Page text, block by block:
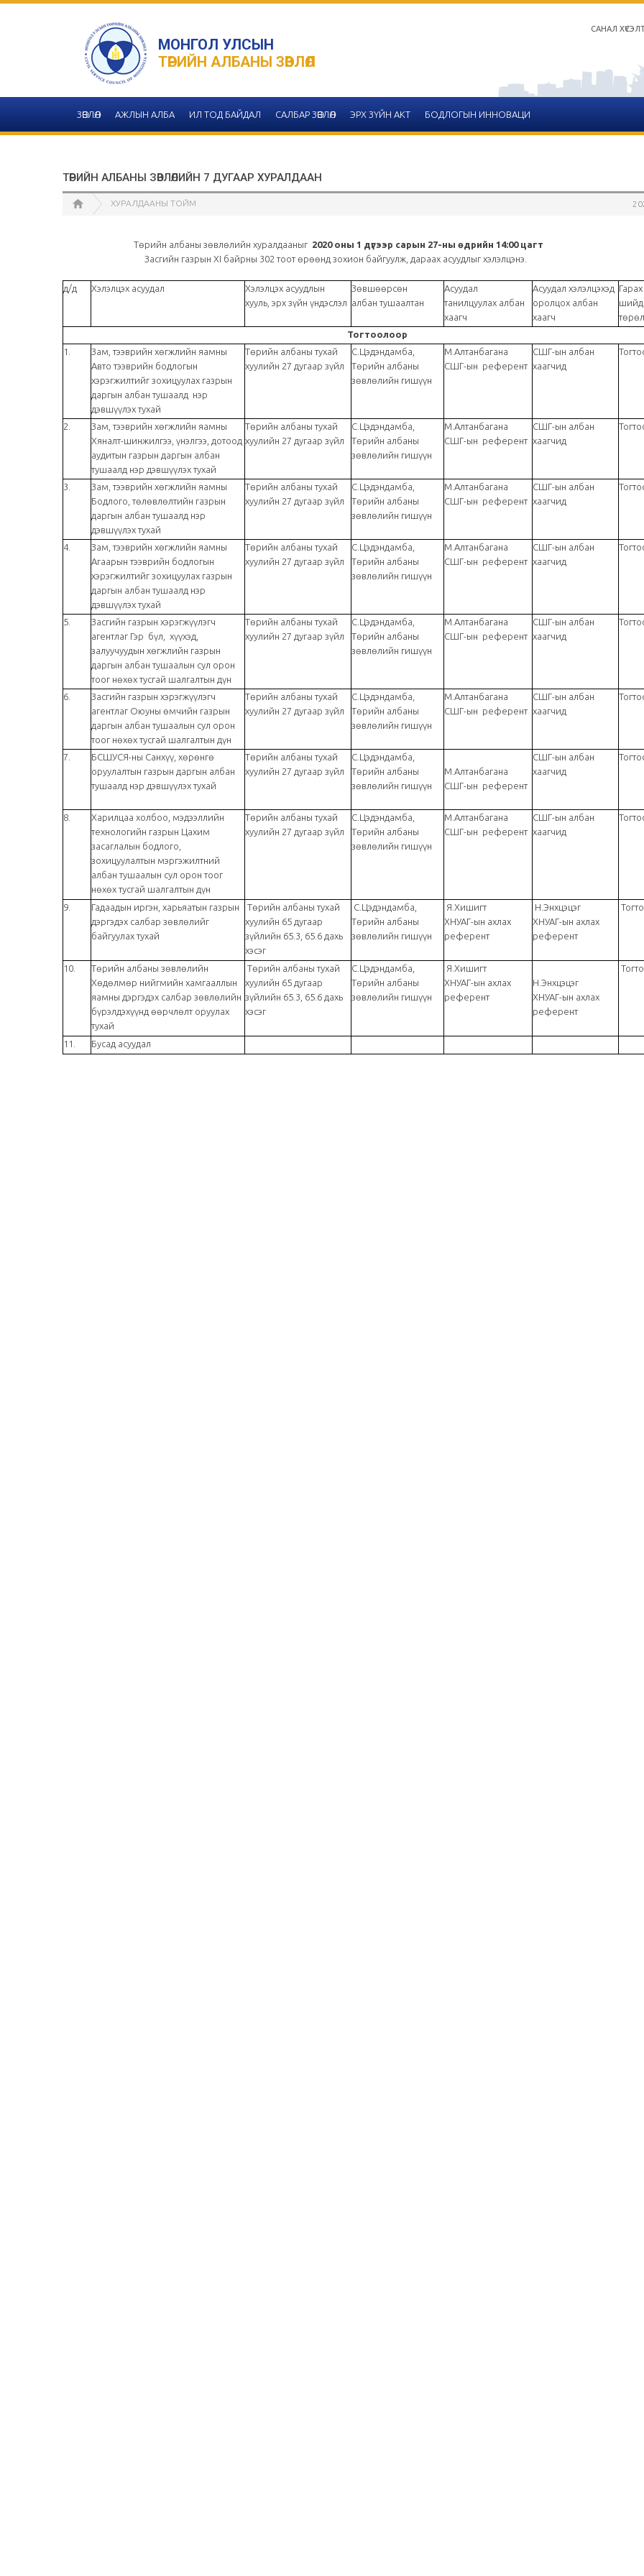
МОНГОЛ УЛСЫН
ТӨРИЙН АЛБАНЫ ЗӨВЛӨЛ
САНАЛ
ЗӨВЛӨЛ АЖЛЫН АЛБА ИЛ ТОД БАЙДАЛ САЛБАР ЗӨВЛӨЛ ЭРХ ЗҮЙН АКТ БОДЛОГЫН ИННОВАЦИ
ТӨРИЙН АЛБАНЫ ЗӨВЛӨЛИЙН 7 ДУГААР ХУРАЛДААН
ХУРАЛДААНЫ ТОЙМ
Төрийн албаны зөвлөлийн хуралдааныг 2020 оны 1 дүгээр сарын 27-ны өдрийн 14:00 цагт
Засгийн газрын XI байрны 302 тоот өрөөнд зохион байгуулж, дараах асуудлыг хэлэлцэнэ.
д/д Хэлэлцэх асуудал
Хэлэлцэх асуудлын
хууль, эрх зүйн үндэслэл
Зөвшөөрсөн
албан тушаалтан
Асуудал
танилцуулах албан
хаагч
Асуудал хэлэлцэхэд
оролцох албан
хаагч
Гарах
төрөл
Тогтоолоор
1.
Зам, тээврийн хөгжлийн яамны
Авто тээврийн бодлогын
хэрэгжилтийг зохицуулах газрын
даргын албан тушаалд нэр
дэвшүүлэх тухай
Төрийн албаны тухай
хуулийн 27 дугаар зүйл
С.Цэдэндамба,
Төрийн албаны
зөвлөлийн гишүүн
М.Алтанбагана
СШГ-ын референт
СШГ-ын албан
хаагчид
2.
Зам, тээврийн хөгжлийн яамны
Хяналт-шинжилгээ, үнэлгээ, дотоод
аудитын газрын даргын албан
тушаалд нэр дэвшүүлэх тухай
Төрийн албаны тухай
хуулийн 27 дугаар зүйл
С.Цэдэндамба,
Төрийн албаны
зөвлөлийн гишүүн
М.Алтанбагана
СШГ-ын референт
СШГ-ын албан
хаагчид
3.
Зам, тээврийн хөгжлийн яамны
Бодлого, төлөвлөлтийн газрын
даргын албан тушаалд нэр
дэвшүүлэх тухай
Төрийн албаны тухай
хуулийн 27 дугаар зүйл
С.Цэдэндамба,
Төрийн албаны
зөвлөлийн гишүүн
М.Алтанбагана
СШГ-ын референт
СШГ-ын албан
хаагчид
4.
Зам, тээврийн хөгжлийн яамны
Агаарын тээврийн бодлогын
хэрэгжилтийг зохицуулах газрын
даргын албан тушаалд нэр
дэвшүүлэх тухай
Төрийн албаны тухай
хуулийн 27 дугаар зүйл
С.Цэдэндамба,
Төрийн албаны
зөвлөлийн гишүүн
М.Алтанбагана
СШГ-ын референт
СШГ-ын албан
хаагчид
5.
Засгийн газрын хэрэгжүүлэгч
агентлаг Гэр бүл, хүүхэд,
залуучуудын хөгжлийн газрын
даргын албан тушаалын сул орон
тоог нөхөх тусгай шалгалтын дүн
Төрийн албаны тухай
хуулийн 27 дугаар зүйл
С.Цэдэндамба,
Төрийн албаны
зөвлөлийн гишүүн
М.Алтанбагана
СШГ-ын референт
СШГ-ын албан
хаагчид
6.
Засгийн газрын хэрэгжүүлэгч
агентлаг Оюуны өмчийн газрын
даргын албан тушаалын сул орон
тоог нөхөх тусгай шалгалтын дүн
Төрийн албаны тухай
хуулийн 27 дугаар зүйл
С.Цэдэндамба,
Төрийн албаны
зөвлөлийн гишүүн
М.Алтанбагана
СШГ-ын референт
СШГ-ын албан
хаагчид
7.
БСШУСЯ-ны Санхүү, хөрөнгө
оруулалтын газрын даргын албан
тушаалд нэр дэвшүүлэх тухай
Төрийн албаны тухай
хуулийн 27 дугаар зүйл
С.Цэдэндамба,
Төрийн албаны
зөвлөлийн гишүүн
М.Алтанбагана
СШГ-ын референт
СШГ-ын албан
хаагчид
8.
Харилцаа холбоо, мэдээллийн
технологийн газрын Цахим
засаглалын бодлого,
зохицуулалтын мэргэжилтний
албан тушаалын сул орон тоог
нөхөх тусгай шалгалтын дүн
Төрийн албаны тухай
хуулийн 27 дугаар зүйл
С.Цэдэндамба,
Төрийн албаны
зөвлөлийн гишүүн
М.Алтанбагана
СШГ-ын референт
СШГ-ын албан
хаагчид
9.
Гадаадын иргэн, харьяатын газрын
дэргэдэх салбар зөвлөлийг
байгуулах тухай
Төрийн албаны тухай
хуулийн 65 дугаар
зүйлийн 65.3, 65.6 дахь
хэсэг
С.Цэдэндамба,
Төрийн албаны
зөвлөлийн гишүүн
Я.Хишигт
ХНУАГ-ын ахлах
референт
Н.Энхцэцэг
ХНУАГ-ын ахлах
референт
10.
Төрийн албаны зөвлөлийн
Хөдөлмөр нийгмийн хамгааллын
яамны дэргэдэх салбар зөвлөлийн
бүрэлдэхүүнд өөрчлөлт оруулах
тухай
Төрийн албаны тухай
хуулийн 65 дугаар
зүйлийн 65.3, 65.6 дахь
хэсэг
С.Цэдэндамба,
Төрийн албаны
зөвлөлийн гишүүн
Я.Хишигт
ХНУАГ-ын ахлах
референт
Н.Энхцэцэг
ХНУАГ-ын ахлах
референт
11. Бусад асуудал
тайлангийн хүснэгтийн
2020-12-14
Улаанбаатар
Төрийн албаны...